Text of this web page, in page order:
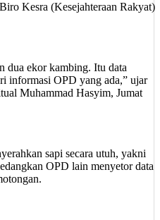
Kesra (Kesejahteraan Rakyat)
dua ekor kambing. Itu data
informasi OPD yang ada,” ujar
Muhammad Hasyim, Jumat
sapi secara utuh, yakni
OPD lain menyetor data